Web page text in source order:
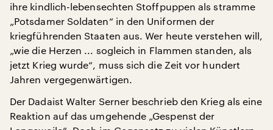
ihre kindlich-lebensechten Stoffpuppen als stramme
„Potsdamer Soldaten“ in den Uniformen der
kriegführenden Staaten aus. Wer heute verstehen will,
„wie die Herzen ... sogleich in Flammen standen, als
jetzt Krieg wurde“, muss sich die Zeit vor hundert
Jahren vergegenwärtigen.
Der Dadaist Walter Serner beschrieb den Krieg als eine
Reaktion auf das umgehende „Gespenst der